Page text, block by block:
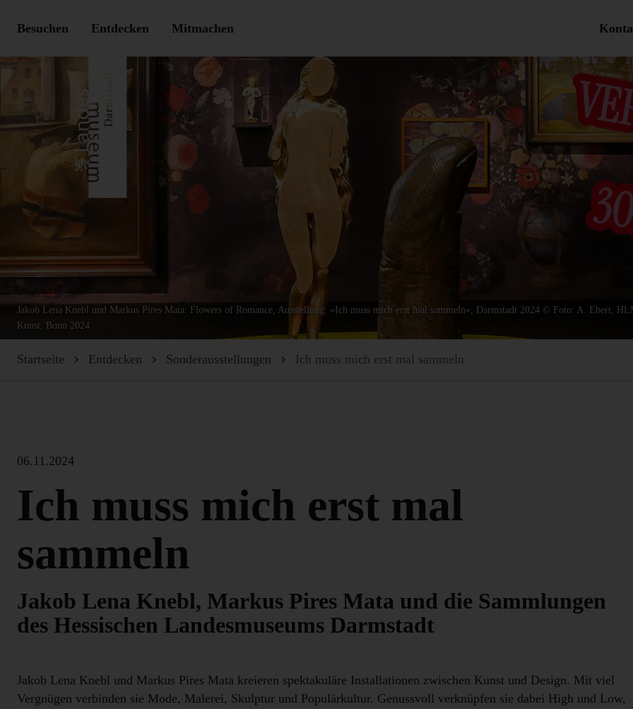
Besuchen Entdecken Mitmachen
Jakob Lena Knebl und Markus Pires Mata: Flowers of Romance, Ausstellung: »Ich muss mich erst mal sammeln«, Darmstadt 2024 © Foto: A. Ebert,
Kunst, Bonn 2024
Startseite Entdecken Sonderausstellungen Ich muss mich erst mal sammeln
06.11.2024
Ich muss mich erst mal
sammeln
Jakob Lena Knebl, Markus Pires Mata und die Sammlungen
des Hessischen Landesmuseums Darmstadt
Jakob Lena Knebl und Markus Pires Mata kreieren spektakuläre Installationen zwischen Kunst und Design. Mit viel
Vergnügen verbinden sie Mode, Malerei, Skulptur und Populärkultur. Genussvoll verknüpfen sie dabei High und Low,